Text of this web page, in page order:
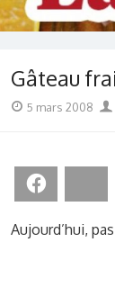
Gâteau
Posted
5 mars 2008
Aujourd’hui,